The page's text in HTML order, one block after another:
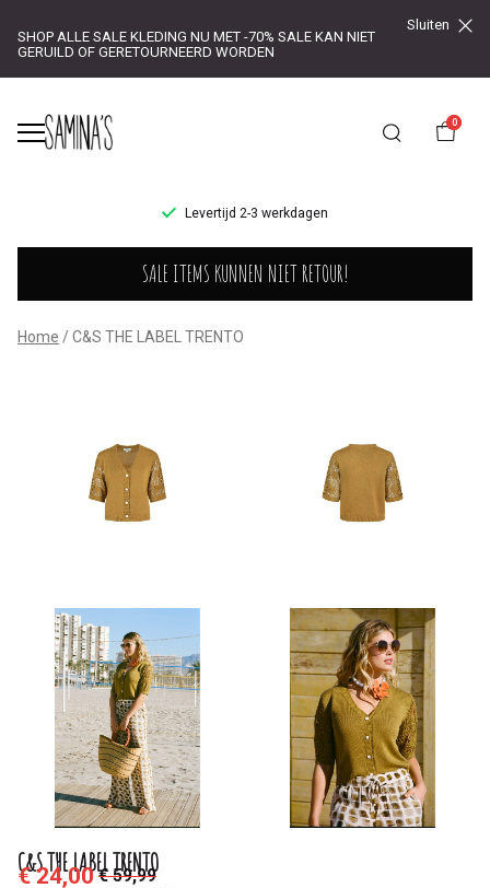
SHOP ALLE SALE KLEDING NU MET -70% SALE KAN NIET
GERUILD OF GERETOURNEERD WORDEN
Sluiten
0
Levertijd 2-3 werkdagen
C&S
THE
LABEL
Saminas
SALE ITEMS KUNNEN NIET RETOUR!
Home C&S THE LABEL TRENTO
C&S THE LABEL TRENTO
€ 24,00 € 59,99